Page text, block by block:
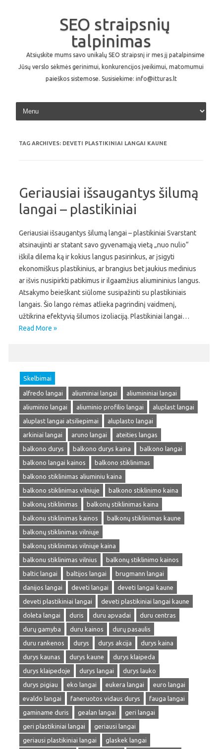
SEO straipsnių
talpinimas
Atsiųskite mums savo unikalų SEO straipsnį ir mes jį patalpinsime
Jūsų verslo sėkmės gerinimui, konkurencijos įveikimui, matomumui
paieškos sistemose. Susisiekime: info@itturas.lt
Skip to content
TAG ARCHIVES: DEVETI PLASTIKINIAI LANGAI KAUNE
Geriausiai išsaugantys šilumą
langai – plastikiniai
Geriausiai išsaugantys šilumą langai – plastikiniai Svarstant
atsinaujinti ar statant savo gyvenamąją vietą „nuo nulio“
iškila dilema ką ir kokius langus pasirinkus, ar įsigyti
ekonomiškus plastikinius, ar brangius bet jaukius medinius
ar išvis nusipirkti patikimus ir ilgaamžius aliumininius langus.
Atsakymo beieškant siūlome susipažinti su plastikiniais
langais. Šio lango rėmas atlieka pagrindinį vaidmenį,
užtikrina efektyvią šilumos izoliaciją. Plastikiniai langai…
Read More »
Skelbimai
alfredo langai aliuminiai langai
aliumininiai langai
aliuminio langai
aliuminio profilio langai
aluplast langai
aluplast langai atsiliepimai
aluplasto langai
arkiniai langai
aruno langai
ateities langas
balkono durys
balkono durys kaina
balkono langai
balkono langai kainos
balkono stiklinimas
balkono stiklinimas aliuminiu kaina
balkono stiklinimas vilniuje
balkono stiklinimo kaina
balkonų stiklinimas
balkonų stiklinimas kaina
balkonu stiklinimas kainos
balkonų stiklinimas kaune
balkonų stiklinimas vilniuje
balkonų stiklinimas vilniuje kaina
balkonu stiklinimas vilnius
balkonų stiklinimo kainos
baltic langai
baltijos langai
brugmann langai
danijos langai
deveti langai
deveti langai kaune
deveti plastikiniai langai
deveti plastikiniai langai kaune
doleta langai
duris duru apvadai
duru centras
durų gamyba
duru kainos
durų pasaulis
duru rankenos
durys durys akcija
durys kaina
durys kaunas
durys kaune
durys klaipeda
durys klaipedoje
durys langai
durys lauko
durys pigiau
eko langai eukera langai
euro langai
evaldo langai
faneruotos vidaus durys
fauga langai
gaminame duris
gealan langai
geri langai
geri plastikiniai langai
geriausi langai
geriausi plastikiniai langai
glaskek langai